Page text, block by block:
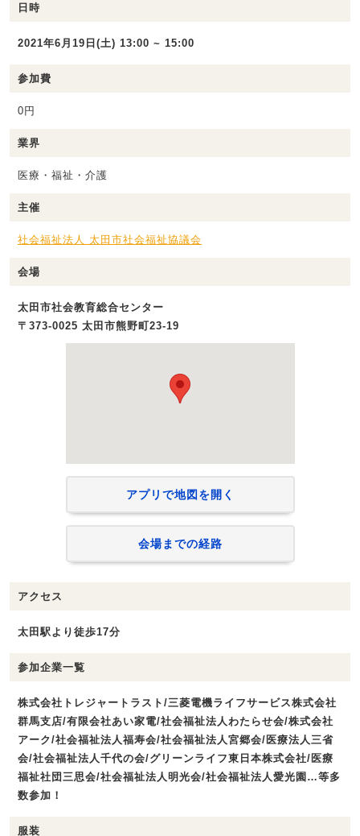
日時
2021年6月19日(土) 13:00 ~ 15:00
参加費
0円
業界
医療・福祉・介護
主催
社会福祉法人 太田市社会福祉協議会
会場
太田市社会教育総合センター
〒373-0025 太田市熊野町23-19
アプリで地図を開く
会場までの経路
アクセス
太田駅より徒歩17分
参加企業一覧
株式会社トレジャートラスト/三菱電機ライフサービス株式会社
群馬支店/有限会社あい家電/社会福祉法人わたらせ会/株式会社
アーク/社会福祉法人福寿会/社会福祉法人宮郷会/医療法人三省
会/社会福祉法人千代の会/グリーンライフ東日本株式会社/医療
福祉社団三思会/社会福祉法人明光会/社会福祉法人愛光園…等多
数参加！
服装